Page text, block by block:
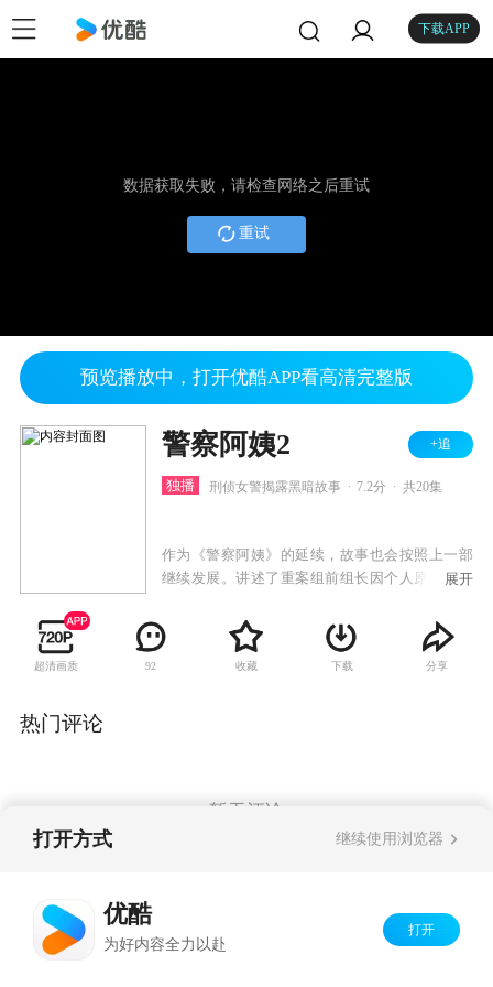
下载APP
数据获取失败，请检查网络之后重试
重试
预览播放中，打开优酷APP看高清完整版
警察阿姨2 +追
独播 刑侦女警揭露黑暗故事 7.2分 共20集
作为《警察阿姨》的延续，故事也会按照上一部
继续发展。讲述了重案组前组长因个人原因进行
一新的重案小组进入了对全新案件的调查。
展开
超清画质 92 收藏 下载 分享
热门评论
暂无评论
打开方式 继续使用浏览器
优酷
为好内容全力以赴
打开